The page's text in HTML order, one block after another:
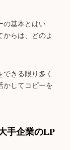
の基本とはい
からは、どのよ
できる限り多く
かしてコピーを
手企業のLP